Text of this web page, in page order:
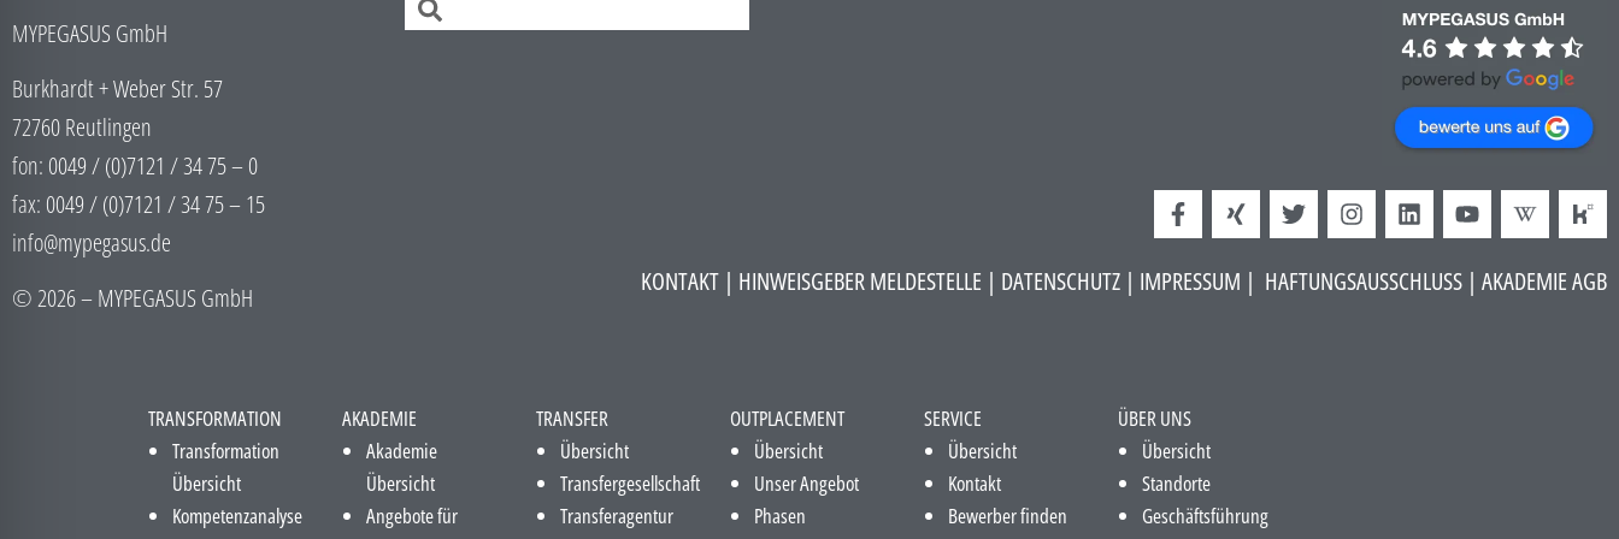
MYPEGASUS GmbH
Burkhardt + Weber Str. 57
72760 Reutlingen
fon: 0049 / (0)7121 / 34 75 – 0
fax: 0049 / (0)7121 / 34 75 – 15
info@mypegasus.de
© 2026 – MYPEGASUS GmbH
KONTAKT| HINWEISGEBER MELDESTELLE | DATENSCHUTZ| IMPRESSUM | HAFTUNGSAUSSCHLUSS​| AKADEMIE AGB
TRANSFORMATION
Transformation
Übersicht
Kompetenzanalyse
AKADEMIE
Akademie
Übersicht
Angebote für
TRANSFER
Übersicht
Transfergesellschaft
Transferagentur
OUTPLACEMENT
Übersicht
Unser Angebot
Phasen
SERVICE
Übersicht
Kontakt
Bewerber finden
ÜBER UNS
Übersicht
Standorte
Geschäftsführung